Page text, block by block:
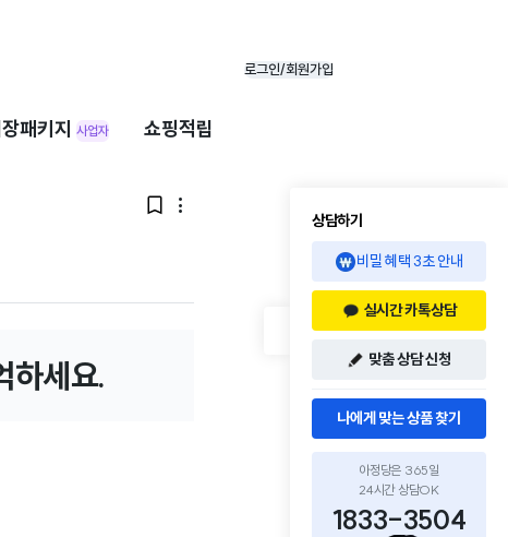
로그인/회원가입
패키지 사업자 쇼핑적립
 
하세요.
상담하기
비밀 혜택 3초 안내
실시간 카톡상담
맞춤 상담 신청
나에게 맞는 상품 찾기
아정당은 365일
24시간 상담OK
1833-3504